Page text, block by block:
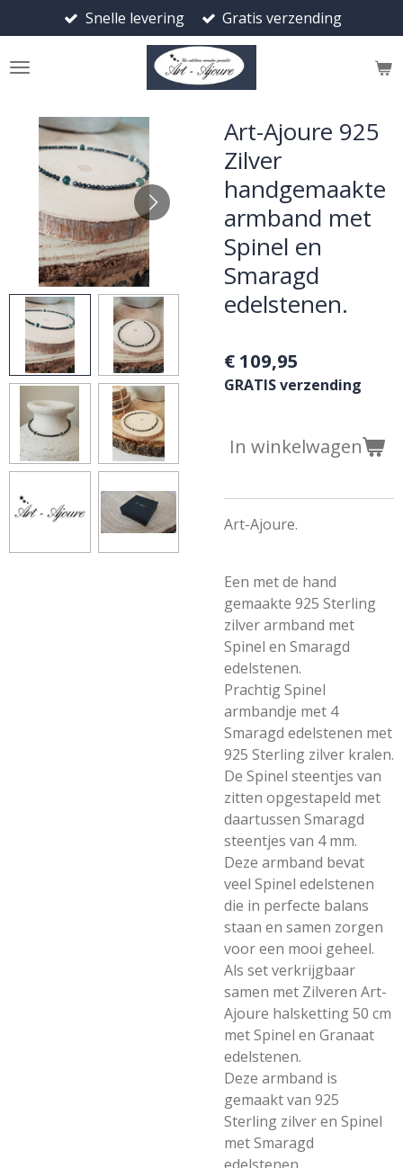
direct
naar
Snelle levering Gratis verzending
Art-Ajoure 925
Zilver
handgemaakte
armband met
Spinel en
Smaragd
edelstenen.
€ 109,95
GRATIS verzending
In winkelwagen
Art-Ajoure.
Een met de hand
gemaakte 925 Sterling
zilver armband met
Spinel en Smaragd
edelstenen.
Prachtig Spinel
armbandje met 4
Smaragd edelstenen met
925 Sterling zilver kralen.
De Spinel steentjes van
zitten opgestapeld met
daartussen Smaragd
steentjes van 4 mm.
Deze armband bevat
veel Spinel edelstenen
die in perfecte balans
staan en samen zorgen
voor een mooi geheel.
Als set verkrijgbaar
samen met Zilveren Art-
Ajoure halsketting 50 cm
met Spinel en Granaat
edelstenen.
Deze armband is
gemaakt van 925
Sterling zilver en Spinel
met Smaragd